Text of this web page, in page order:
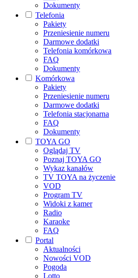
Dokumenty
Telefonia
Pakiety
Przeniesienie numeru
Darmowe dodatki
Telefonia komórkowa
FAQ
Dokumenty
Komórkowa
Pakiety
Przeniesienie numeru
Darmowe dodatki
Telefonia stacjonarna
FAQ
Dokumenty
TOYA GO
Oglądaj TV
Poznaj TOYA GO
Wykaz kanałów
TV TOYA na życzenie
VOD
Program TV
Widoki z kamer
Radio
Karaoke
FAQ
Portal
Aktualności
Nowości VOD
Pogoda
Lotto